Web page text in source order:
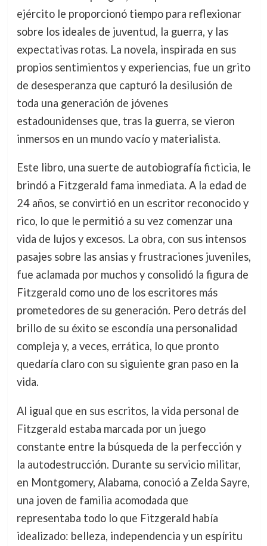
ejército le proporcionó tiempo para reflexionar
sobre los ideales de juventud, la guerra, y las
expectativas rotas. La novela, inspirada en sus
propios sentimientos y experiencias, fue un grito
de desesperanza que capturó la desilusión de
toda una generación de jóvenes
estadounidenses que, tras la guerra, se vieron
inmersos en un mundo vacío y materialista.
Este libro, una suerte de autobiografía ficticia, le
brindó a Fitzgerald fama inmediata. A la edad de
24 años, se convirtió en un escritor reconocido y
rico, lo que le permitió a su vez comenzar una
vida de lujos y excesos. La obra, con sus intensos
pasajes sobre las ansias y frustraciones juveniles,
fue aclamada por muchos y consolidó la figura de
Fitzgerald como uno de los escritores más
prometedores de su generación. Pero detrás del
brillo de su éxito se escondía una personalidad
compleja y, a veces, errática, lo que pronto
quedaría claro con su siguiente gran paso en la
vida.
Al igual que en sus escritos, la vida personal de
Fitzgerald estaba marcada por un juego
constante entre la búsqueda de la perfección y
la autodestrucción. Durante su servicio militar,
en Montgomery, Alabama, conoció a Zelda Sayre,
una joven de familia acomodada que
representaba todo lo que Fitzgerald había
idealizado: belleza, independencia y un espíritu